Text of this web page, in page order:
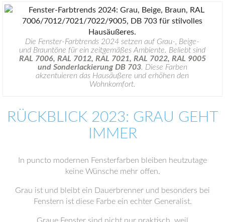
Die Fenster-Farbtrends 2024 setzen auf Grau-, Beige-
und Brauntöne für ein zeitgemäßes Ambiente. Beliebt sind
RAL 7006, RAL 7012, RAL 7021, RAL 7022, RAL 9005
und Sonderlackierung DB 703. Diese Farben
akzentuieren das Hausäußere und erhöhen den
Wohnkomfort.
RÜCKBLICK 2023: GRAU GEHT
IMMER
In puncto modernen Fensterfarben bleiben heutzutage
keine Wünsche mehr offen.
Grau ist und bleibt ein Dauerbrenner und besonders bei
Fenstern ist diese Farbe ein echter Generalist.
Graue Fenster sind nicht nur praktisch, weil